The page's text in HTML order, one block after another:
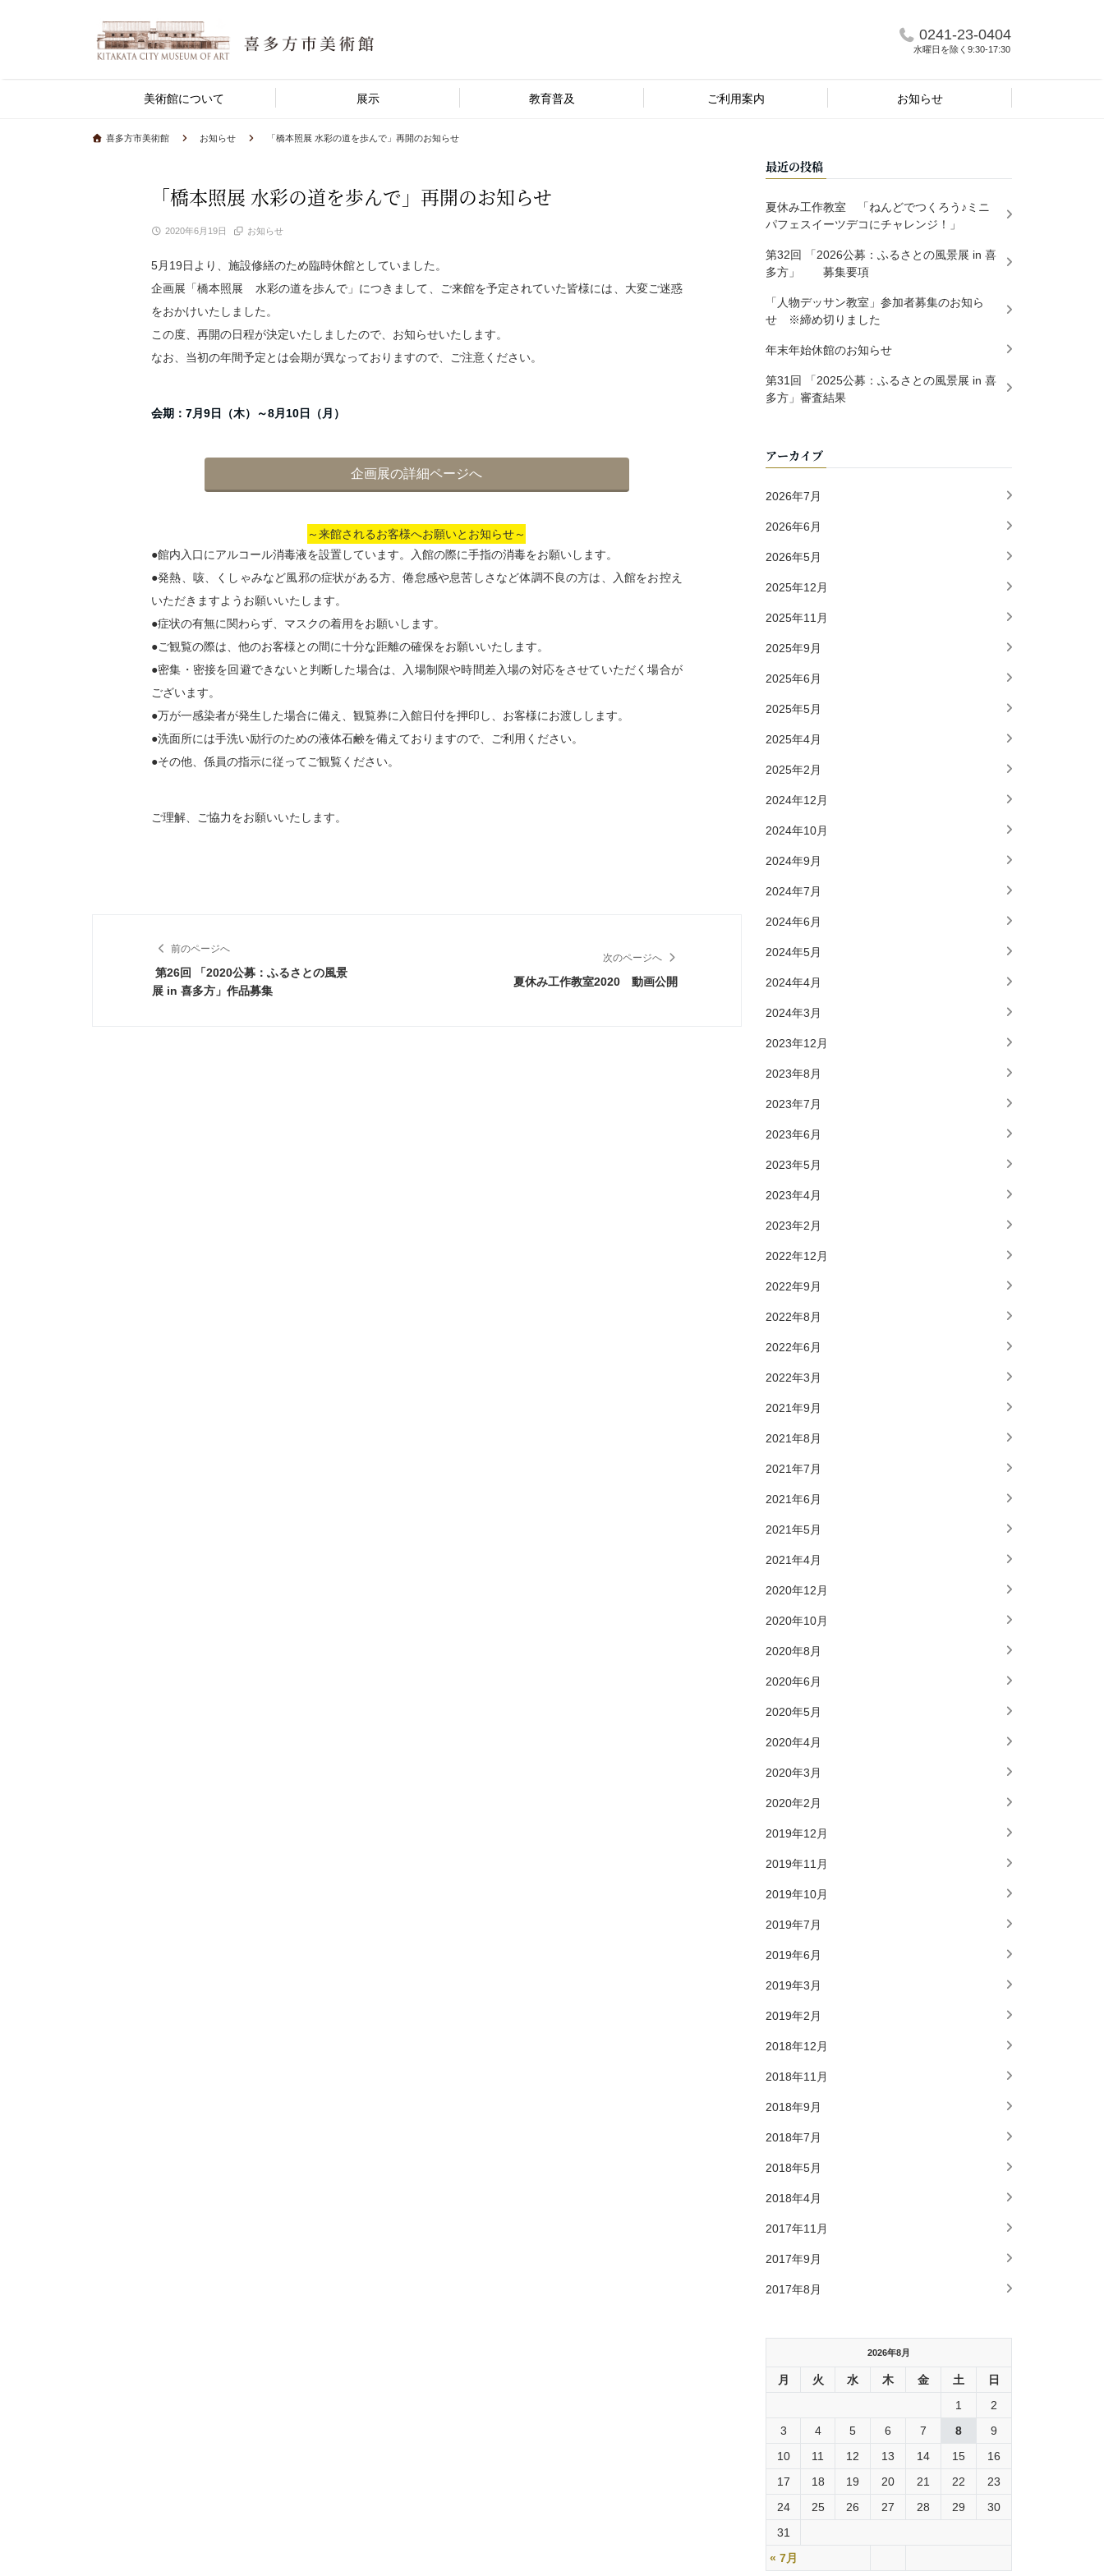
0241-23-0404
水曜日を除く9:30-17:30
美術館について 展示 教育普及 ご利用案内 お知らせ
喜多方市美術館 お知らせ 「橋本照展 水彩の道を歩んで」再開のお知らせ
「橋本照展 水彩の道を歩んで」再開のお知らせ
2020年6月19日 お知らせ
5月19日より、施設修繕のため臨時休館としていました。
企画展「橋本照展 水彩の道を歩んで」につきまして、ご来館を予定されていた皆様には、大変ご迷惑
をおかけいたしました。
この度、再開の日程が決定いたしましたので、お知らせいたします。
なお、当初の年間予定とは会期が異なっておりますので、ご注意ください。
会期：7月9日（木）～8月10日（月）
企画展の詳細ページへ
～来館されるお客様へお願いとお知らせ～
●館内入口にアルコール消毒液を設置しています。入館の際に手指の消毒をお願いします。
●発熱、咳、くしゃみなど風邪の症状がある方、倦怠感や息苦しさなど体調不良の方は、入館をお控え
いただきますようお願いいたします。
●症状の有無に関わらず、マスクの着用をお願いします。
●ご観覧の際は、他のお客様との間に十分な距離の確保をお願いいたします。
●密集・密接を回避できないと判断した場合は、入場制限や時間差入場の対応をさせていただく場合が
ございます。
●万が一感染者が発生した場合に備え、観覧券に入館日付を押印し、お客様にお渡しします。
●洗面所には手洗い励行のための液体石鹸を備えておりますので、ご利用ください。
●その他、係員の指示に従ってご観覧ください。
ご理解、ご協力をお願いいたします。
前のページへ
第26回 「2020公募：ふるさとの風景
展 in 喜多方」作品募集
次のページへ
夏休み工作教室2020 動画公開
最近の投稿
夏休み工作教室 「ねんどでつくろう♪ミニ
パフェスイーツデコにチャレンジ！」
第32回 「2026公募：ふるさとの風景展 in 喜
多方」 募集要項
「人物デッサン教室」参加者募集のお知ら
せ ※締め切りました
年末年始休館のお知らせ
第31回 「2025公募：ふるさとの風景展 in 喜
多方」審査結果
アーカイブ
2026年7月
2026年6月
2026年5月
2025年12月
2025年11月
2025年9月
2025年6月
2025年5月
2025年4月
2025年2月
2024年12月
2024年10月
2024年9月
2024年7月
2024年6月
2024年5月
2024年4月
2024年3月
2023年12月
2023年8月
2023年7月
2023年6月
2023年5月
2023年4月
2023年2月
2022年12月
2022年9月
2022年8月
2022年6月
2022年3月
2021年9月
2021年8月
2021年7月
2021年6月
2021年5月
2021年4月
2020年12月
2020年10月
2020年8月
2020年6月
2020年5月
2020年4月
2020年3月
2020年2月
2019年12月
2019年11月
2019年10月
2019年7月
2019年6月
2019年3月
2019年2月
2018年12月
2018年11月
2018年9月
2018年7月
2018年5月
2018年4月
2017年11月
2017年9月
2017年8月
2026年8月
月 火 水 木 金 土 日
« 7月
1
2
3
4 5 6 7 8
9
10
11 12 13 14 15
16
17
18 19 20 21 22
23
24
25 26 27 28 29
30
31